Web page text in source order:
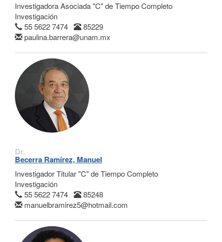
Investigadora Asociada "C" de Tiempo Completo
Investigación
55 5622 7474
85229
paulina.barrera@unam.mx
Dr.
Becerra Ramírez, Manuel
Investigador Titular "C" de Tiempo Completo
Investigación
55 5622 7474
85248
manuelbramirez5@hotmail.com